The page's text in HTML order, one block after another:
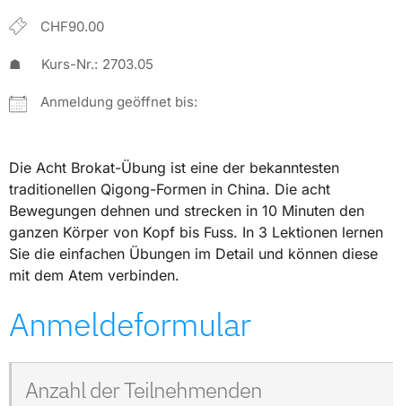
CHF90.00
☗ Kurs-Nr.: 2703.05
Anmeldung geöffnet bis:
Die Acht Brokat-Übung ist eine der bekanntesten
traditionellen Qigong-Formen in China. Die acht
Bewegungen dehnen und strecken in 10 Minuten den
ganzen Körper von Kopf bis Fuss. In 3 Lektionen lernen
Sie die einfachen Übungen im Detail und können diese
mit dem Atem verbinden.
Anmeldeformular
Anzahl der Teilnehmenden